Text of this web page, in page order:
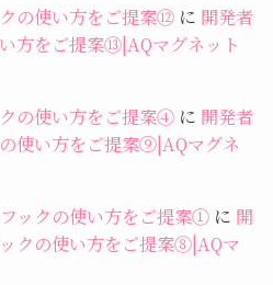
の使い方をご提案⑫に 開発者
方をご提案⑬|AQマグネット
の使い方をご提案④に 開発者
使い方をご提案⑨|AQマグネ
ックの使い方をご提案①に 開
クの使い方をご提案⑧|AQマ